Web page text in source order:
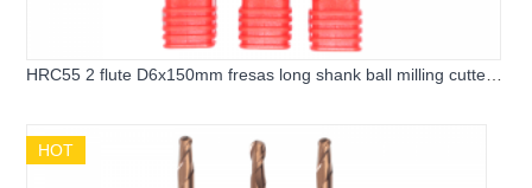
HRC55 2 flute D6x150mm fresas long shank ball milling cutter -
HOT